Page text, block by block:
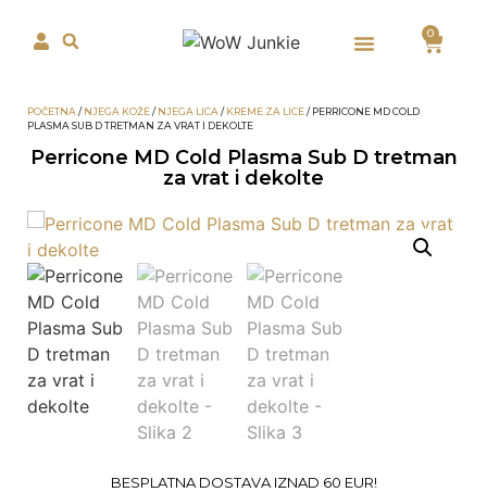
0
POČETNA /NJEGA KOŽE/NJEGA LICA /KREME ZA LICE/ PERRICONE MD COLD
PLASMA SUB D TRETMAN ZA VRAT I DEKOLTE
Perricone MD Cold Plasma Sub D tretman
za vrat i dekolte
BESPLATNA DOSTAVA IZNAD 60 EUR!